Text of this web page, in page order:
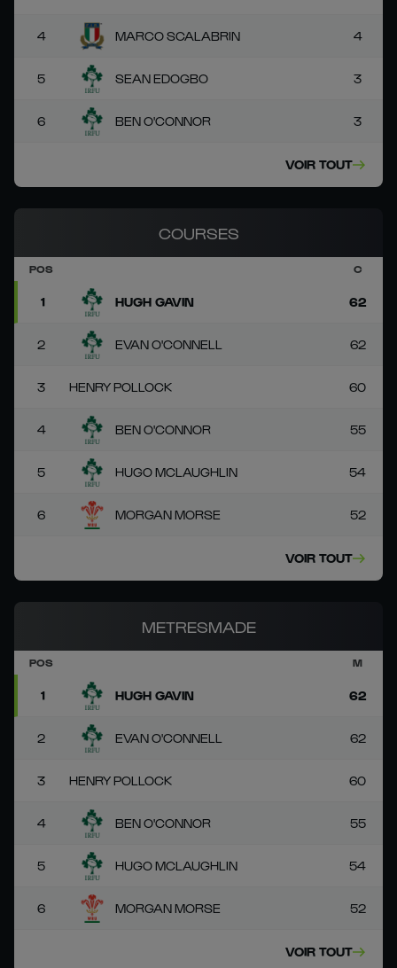
4 MARCO SCALABRIN 4
5 SEAN EDOGBO 3
6 BEN O'CONNOR 3
VOIR TOUT
COURSES
POS C
1 HUGH GAVIN 62
2 EVAN O'CONNELL 62
3 HENRY POLLOCK 60
4 BEN O'CONNOR 55
5 HUGO MCLAUGHLIN 54
6 MORGAN MORSE 52
VOIR TOUT
METRESMADE
POS M
1 HUGH GAVIN 62
2 EVAN O'CONNELL 62
3 HENRY POLLOCK 60
4 BEN O'CONNOR 55
5 HUGO MCLAUGHLIN 54
6 MORGAN MORSE 52
VOIR TOUT